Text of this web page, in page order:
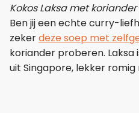
Kokos Laksa met
Ben jij een echte curry-
zekerdeze soep met
koriander proberen.
uit Singapore, lekker